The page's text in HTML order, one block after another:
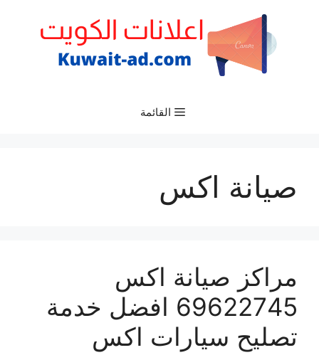
القائمة
صيانة اكس
مراكز صيانة اكس
69622745 افضل خدمة
تصليح سيارات اكس